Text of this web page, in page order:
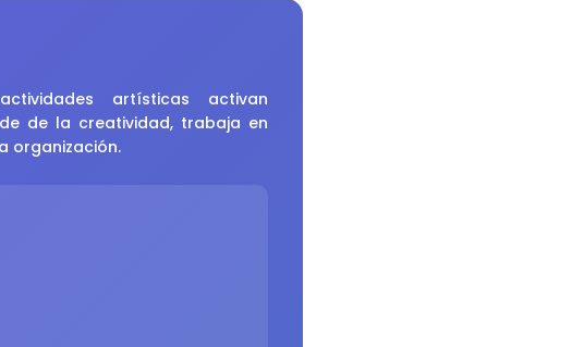
artísticas activan
de la creatividad, trabaja en
organización.